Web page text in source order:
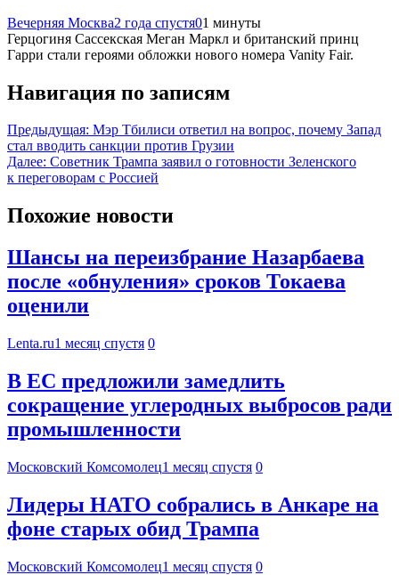
Вечерняя Москва2 года спустя01 минуты
Герцогиня Сассекская Меган Маркл и британский принц
Гарри стали героями обложки нового номера Vanity Fair.
Навигация по записям
Предыдущая: Мэр Тбилиси ответил на вопрос, почему Запад
стал вводить санкции против Грузии
Далее: Советник Трампа заявил о готовности Зеленского
к переговорам с Россией
Похожие новости
Шансы на переизбрание Назарбаева
после «обнуления» сроков Токаева
оценили
Lenta.ru1 месяц спустя 0
В ЕС предложили замедлить
сокращение углеродных выбросов ради
промышленности
Московский Комсомолец1 месяц спустя 0
Лидеры НАТО собрались в Анкаре на
фоне старых обид Трампа
Московский Комсомолец1 месяц спустя 0